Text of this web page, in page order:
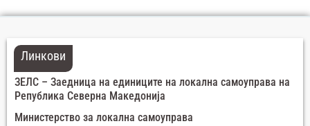
Линкови
ЗЕЛС – Заедница на единиците на локална самоуправа на
Република Северна Македонија
Министерство за локална самоуправа